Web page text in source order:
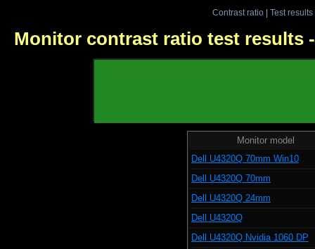
Contrast ratio| Test results
Monitor contrast ratio test results
Monitor model
Dell U4320Q 70mm Win10
Dell U4320Q 70mm
Dell U4320Q 24mm
Dell U4320Q
Dell U4320Q Nvidia 1060 DP